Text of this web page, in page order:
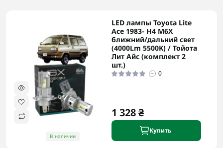
В наличии
LED лампы Toyota Lite
Ace 1983- H4 M6X
ближний/дальний свет
(4000Lm 5500K) / Тойота
Лит Айс (комплект 2
шт.)
0
1 328 ₴
Купить